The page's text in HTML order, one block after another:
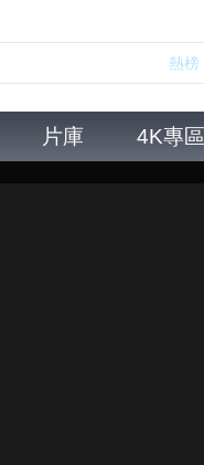
熱榜
片庫 4K專區